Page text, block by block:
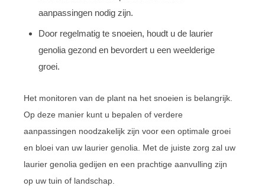
aanpassingen nodig zijn.
Door regelmatig te snoeien, houdt u de laurier
genolia gezond en bevordert u een weelderige
groei.
Het monitoren van de plant na het snoeien is belangrijk.
Op deze manier kunt u bepalen of verdere
aanpassingen noodzakelijk zijn voor een optimale groei
en bloei van uw laurier genolia. Met de juiste zorg zal uw
laurier genolia gedijen en een prachtige aanvulling zijn
op uw tuin of landschap.